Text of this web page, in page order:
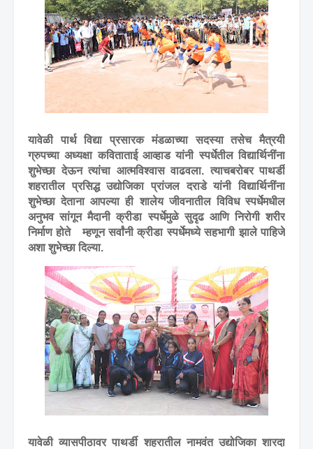
यावेळी पार्थ विद्या प्रसारक मंडळाच्या सदस्या तसेच मैत्रयी
ग्रुपच्या अध्यक्षा कविताताई आव्हाड यांनी स्पर्धेतील विद्यार्थिनींना
शुभेच्छा देऊन त्यांचा आत्मविश्वास वाढवला. त्याचबरोबर पाथर्डी
शहरातील प्रसिद्ध उद्योजिका प्रांजल दराडे यांनी विद्यार्थिनींना
शुभेच्छा देताना आपल्या ही शालेय जीवनातील विविध स्पर्धेमधील
अनुभव सांगून मैदानी क्रीडा स्पर्धेमुळे सुदृढ आणि निरोगी शरीर
निर्माण होते
म्हणून सर्वांनी क्रीडा स्पर्धेमध्ये सहभागी झाले पाहिजे
अशा शुभेच्छा दिल्या.
यावेळी व्यासपीठावर पाथर्डी शहरातील नामवंत उद्योजिका शारदा